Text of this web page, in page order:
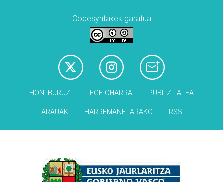
Codesyntaxek garatua
HONI BURUZ LEGE OHARRA PUBLIZITATEA
ARAUAK HARREMANETARAKO RSS